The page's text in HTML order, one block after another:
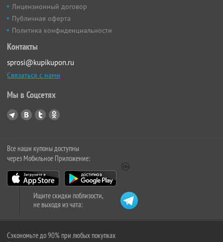
Лицензионный договор
Публичная оферта
Политика конфиденциальности
Контакты
sprosi@kupikupon.ru
Связаться с нами
Мы в Соцсетях
Все наши купоны доступны
через Мобильное Приложение:
Ищите скидки поблизости,
не выходя из чата:
Сэкономьте до 90% при любых покупках